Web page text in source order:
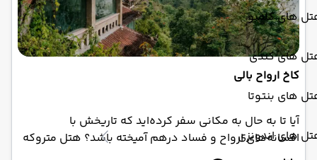
های کلمبو
های کندی
های بنتوتا
های اندونزی
کاخ ارواح بالی
آیا تا به حال به مکانی سفر کرده‌اید که تاریخش با
افسانه‌های ارواح و فساد درهم آمیخته باشد؟ هتل متروکه